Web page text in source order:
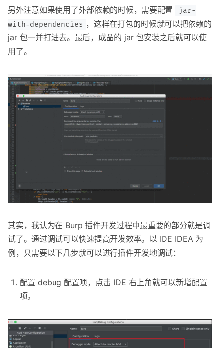
另外注意如果使用了外部依赖的时候，需要配置
jar-
with-dependencies ，这样在打包的时候就可以把依赖的
jar 包一并打进去。最后，成品的 jar 包安装之后就可以使
用了。
其实，我认为在 Burp 插件开发过程中最重要的部分就是调
试了。通过调试可以快速提高开发效率。以 IDE IDEA 为
例，只需要以下几步就可以进行插件开发地调试：
配置 debug 配置项，点击 IDE 右上角就可以新增配置
项。